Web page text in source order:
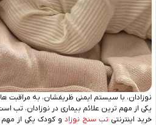
نوزادان، با سیستم ایمنی ظریفشان، به مراقبت‌
یکی از مهم ‌ترین علائم بیماری در نوزادان، تب
خرید اینترنتی تب سنج نوزاد و کودک یکی از مهم‌